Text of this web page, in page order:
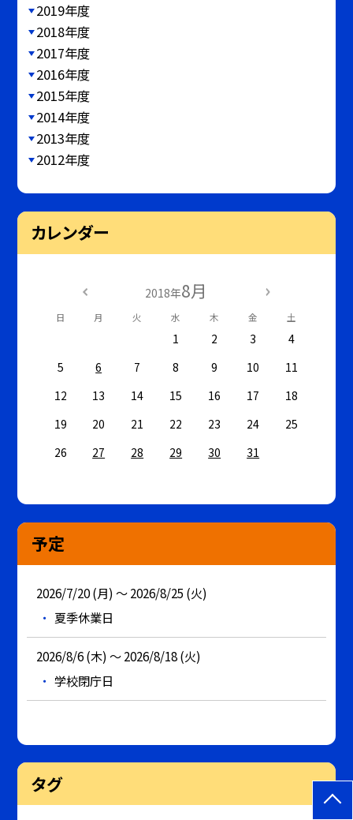
2019年度
2018年度
2017年度
2016年度
2015年度
2014年度
2013年度
2012年度
カレンダー
2018年8月
日 月 火 水 木 金 土
1 2 3
4
5
6 7 8 9 10
11
12
13 14 15 16 17
18
19
20 21 22 23 24
25
26
27 28 29 30 31
予定
2026/7/20 (月) ～ 2026/8/25 (火)
夏季休業日
2026/8/6 (木) ～ 2026/8/18 (火)
学校閉庁日
タグ